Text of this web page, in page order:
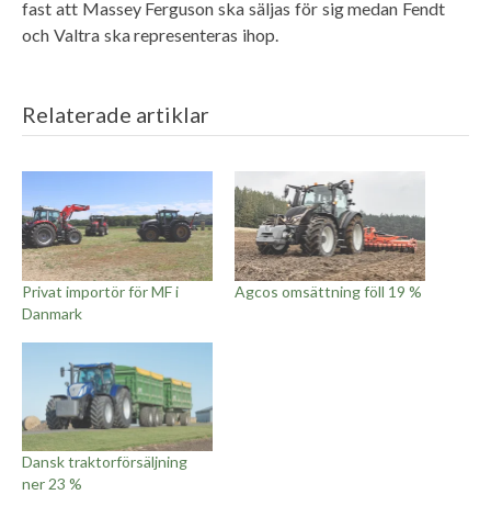
fast att Massey Ferguson ska säljas för sig medan Fendt
och Valtra ska representeras ihop.
Relaterade artiklar
Privat importör för MF i
Danmark
Agcos omsättning föll 19 %
Dansk traktorförsäljning
ner 23 %